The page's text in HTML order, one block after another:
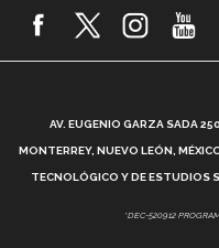
2026! (video)
¿Cómo es el
Vida Tec:
AV. EUGENIO GARZA SADA
MONTERREY, NUEVO LEÓN,
TECNOLÓGICO Y DE ESTUDIOS
*DEC-520912